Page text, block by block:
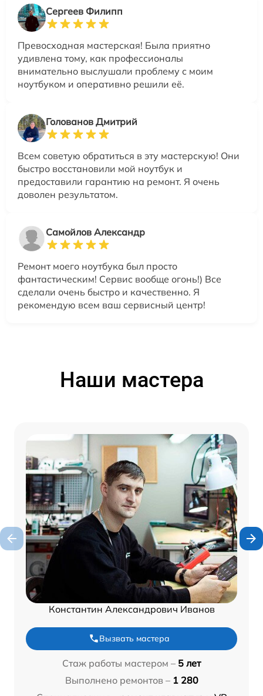
Сергеев Филипп
Превосходная мастерская! Была приятно
удивлена тому, как профессионалы
внимательно выслушали проблему с моим
ноутбуком и оперативно решили её.
Голованов Дмитрий
Всем советую обратиться в эту мастерскую! Они
быстро восстановили мой ноутбук и
предоставили гарантию на ремонт. Я очень
доволен результатом.
Самойлов Александр
Ремонт моего ноутбука был просто
фантастическим! Сервис вообще огонь!) Все
сделали очень быстро и качественно. Я
рекомендую всем ваш сервисный центр!
Наши мастера
Константин Александрович Иванов
Вызвать мастера
Стаж работы мастером – 5 лет
Выполнено ремонтов – 1 280